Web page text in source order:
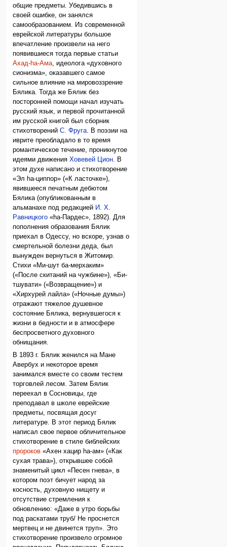
общие предметы. Убедившись в
своей ошибке, он занялся
самообразованием. Из современной
еврейской литературы большое
впечатление произвели на него
появившиеся тогда первые статьи
Ахад-hа-Ама , идеолога «духовного
сионизма», оказавшего самое
сильное влияние на мировоззрение
Бялика. Тогда же Бялик без
посторонней помощи начал изучать
русский язык, и первой прочитанной
им русской книгой был сборник
стихотворенийС. Фруга . В поэзии на
иврите преобладало в то время
романтическое течение, проникнутое
идеями движенияХовевей Цион . В
этом духе написано и стихотворение
«Эл hа-циппор» («К ласточке»),
явившееся печатным дебютом
Бялика (опубликованным в
альманахе под редакцией И. Х.
Равницкого «hа-Пардес», 1892). Для
пополнения образования Бялик
приехал в Одессу, но вскоре, узнав о
смертельной болезни деда, был
вынужден вернуться в Житомир.
Стихи «Ми-шут ба-мерхаким»
(«После скитаний на чужбине»), «Би-
тшувати» («Возвращение») и
«Хирхурей лайла» («Ночные думы»)
отражают тяжелое душевное
состояние Бялика, вернувшегося к
жизни в бедности и в атмосфере
беспросветного духовного
обнищания.
В 1893 г. Бялик женился на Мане
Авербух и некоторое время
занимался вместе со своим тестем
торговлей лесом. Затем Бялик
переехал в Сосновицы, где
преподавал в школе еврейские
предметы, посвящая досуг
литературе. В этот период Бялик
написал свое первое обличительное
стихотворение в стиле библейских
пророков «Ахен хацир hа-ам» («Как
сухая трава»), открывшее собой
знаменитый цикл «Песен гнева», в
котором поэт бичует народ за
косность, духовную нищету и
отсутствие стремления к
обновлению: «Даже в утро борьбы
под раскатами труб/ Не проснется
мертвец и не двинется труп». Это
стихотворение произвело огромное